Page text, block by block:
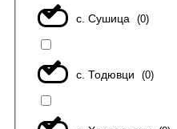
с. Сушица (0)
с. Тодювци (0)